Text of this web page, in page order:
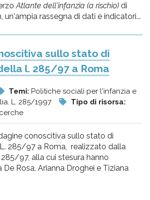
Atlante dell'infanzia (a rischio) di
un'ampia rassegna di dati e indicatori...
sullo stato di
l. 285/97 a Roma
Temi: Politiche sociali per l'infanzia e
L. 285/1997
Tipo di risorsa:
conoscitiva sullo stato di
285/97 a Roma, realizzato dalla
97, alla cui stesura hanno
Rosa, Arianna Droghei e Tiziana